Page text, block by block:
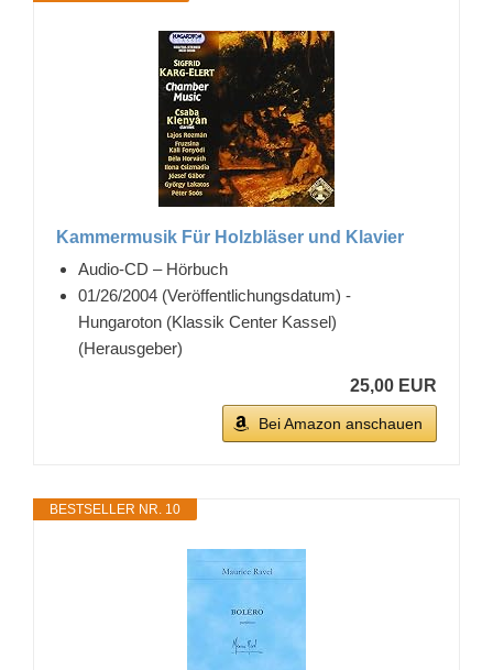
Kammermusik Für Holzbläser und Klavier
Audio-CD – Hörbuch
01/26/2004 (Veröffentlichungsdatum) -
Hungaroton (Klassik Center Kassel)
(Herausgeber)
25,00 EUR
Bei Amazon anschauen
BESTSELLER NR. 10